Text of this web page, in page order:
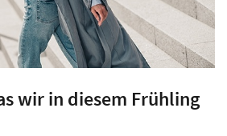
wir in diesem Frühling